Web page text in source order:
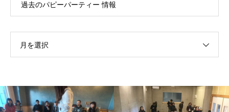
過去のパピーパーティー 情報
月を選択